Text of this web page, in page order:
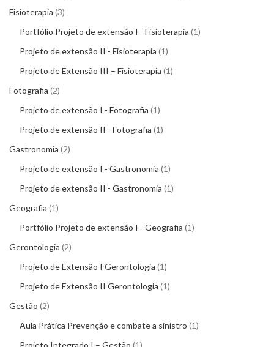
Fisioterapia 3
Portfólio Projeto de extensão I - Fisioterapia 1
Projeto de extensão II - Fisioterapia 1
Projeto de Extensão III – Fisioterapia 1
Fotografia 2
Projeto de extensão I - Fotografia 1
Projeto de extensão II - Fotografia 1
Gastronomia 2
Projeto de extensão I - Gastronomia 1
Projeto de extensão II - Gastronomia 1
Geografia 1
Portfólio Projeto de extensão I - Geografia 1
Gerontologia 2
Projeto de Extensão I Gerontologia 1
Projeto de Extensão II Gerontologia 1
Gestão 2
Aula Prática Prevenção e combate a sinistro 1
Projeto Integrado I – Gestão 1